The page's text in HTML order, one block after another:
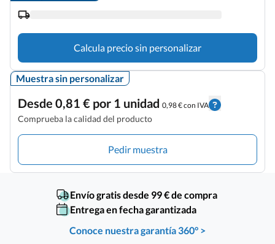
Calcula precio sin personalizar
Muestra sin personalizar
Desde 0,81 € por 1 unidad 0,98 € con IVA
Comprueba la calidad del producto
Pedir muestra
Envío gratis desde 99 € de compra
Entrega en fecha garantizada
Conoce nuestra garantía 360° >